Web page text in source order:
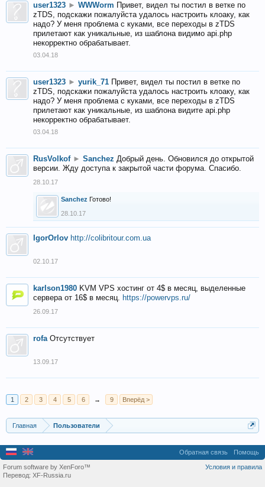
user1323 ► WWWorm Привет, видел ты постил в ветке по
zTDS, подскажи пожалуйста удалось настроить клоаку, как
надо? У меня проблема с куками, все переходы в zTDS
прилетают как уникальные, из шаблона видимо api.php
некорректно обрабатывает.
03.04.18
user1323 ► yurik_71 Привет, видел ты постил в ветке по
zTDS, подскажи пожалуйста удалось настроить клоаку, как
надо? У меня проблема с куками, все переходы в zTDS
прилетают как уникальные, из шаблона видите api.php
некорректно обрабатывает.
03.04.18
RusVolkof ► Sanchez Добрый день. Обновился до открытой
версии. Жду доступа к закрытой части форума. Спасибо.
28.10.17
Sanchez Готово!
28.10.17
IgorOrlov http://colibritour.com.ua
02.10.17
karlson1980 KVM VPS хостинг от 4$ в месяц, выделенные
сервера от 16$ в месяц. https://powervps.ru/
26.09.17
rofa Отсутствует
13.09.17
1 2 3 4 5 6 → 9 Вперёд >
Главная Пользователи
Обратная связь Помощь
Условия и правила
Forum software by XenForo™
Перевод: XF-Russia.ru